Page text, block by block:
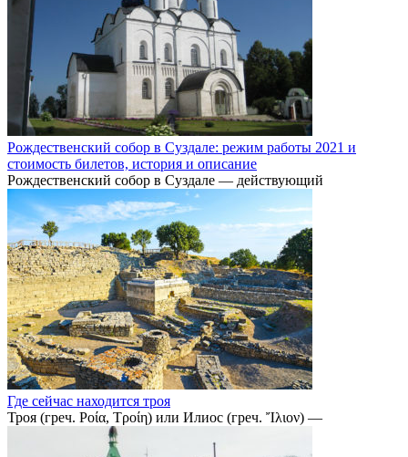
Рождественский собор в Суздале: режим работы 2021 и
стоимость билетов, история и описание
Рождественский собор в Суздале — действующий
Где сейчас находится троя
Троя (греч. Ροία, Τροίη) или Илиос (греч. Ἴλιον) —